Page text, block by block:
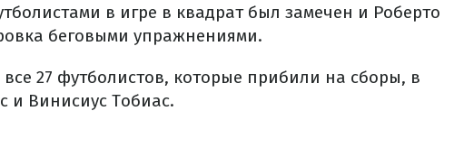
в игре в квадрат был замечен и Роберто
беговыми упражнениями.
27 футболистов, которые прибили на сборы, в
и Винисиус Тобиас.